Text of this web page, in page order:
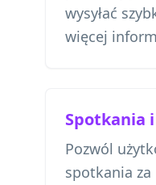
wysyłać
więcej
Spotkania
Pozwól
spotkania za